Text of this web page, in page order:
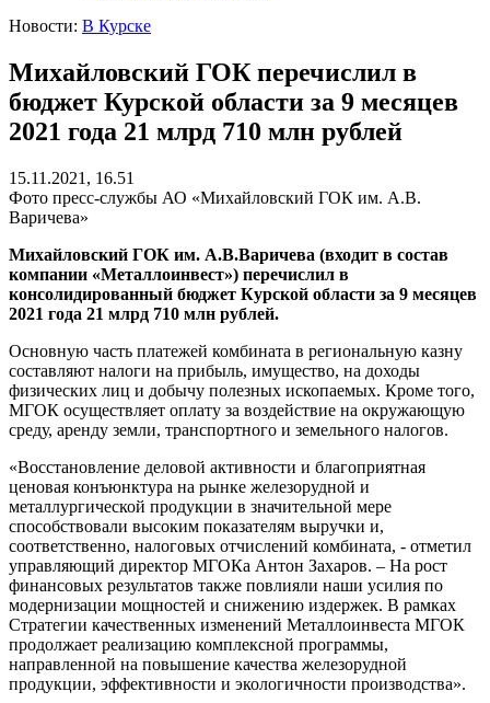
Новости: В Курске
Михайловский ГОК перечислил в
бюджет Курской области за 9 месяцев
2021 года 21 млрд 710 млн рублей
15.11.2021, 16.51
Фото пресс-службы АО «Михайловский ГОК им. А.В.
Варичева»
Михайловский ГОК им. А.В.Варичева (входит в состав
компании «Металлоинвест») перечислил в
консолидированный бюджет Курской области за 9 месяцев
2021 года 21 млрд 710 млн рублей.
Основную часть платежей комбината в региональную казну
составляют налоги на прибыль, имущество, на доходы
физических лиц и добычу полезных ископаемых. Кроме того,
МГОК осуществляет оплату за воздействие на окружающую
среду, аренду земли, транспортного и земельного налогов.
«Восстановление деловой активности и благоприятная
ценовая конъюнктура на рынке железорудной и
металлургической продукции в значительной мере
способствовали высоким показателям выручки и,
соответственно, налоговых отчислений комбината, - отметил
управляющий директор МГОКа Антон Захаров. – На рост
финансовых результатов также повлияли наши усилия по
модернизации мощностей и снижению издержек. В рамках
Стратегии качественных изменений Металлоинвеста МГОК
продолжает реализацию комплексной программы,
направленной на повышение качества железорудной
продукции, эффективности и экологичности производства».